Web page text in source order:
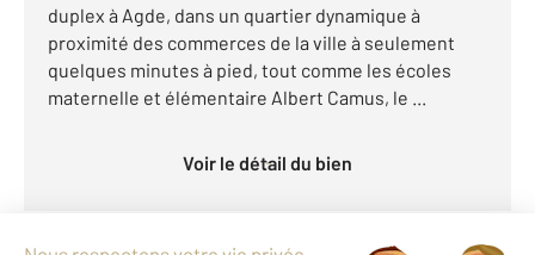
duplex à Agde, dans un quartier dynamique à
proximité des commerces de la ville à seulement
quelques minutes à pied, tout comme les écoles
maternelle et élémentaire Albert Camus, le ...
Voir le détail du bien